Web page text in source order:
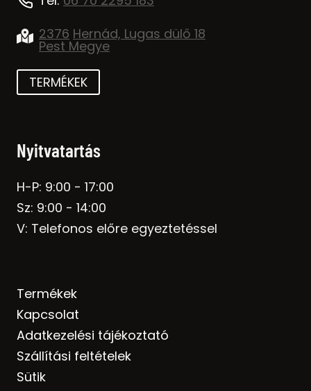
2376 Hernád, Lugas dülő 18
Pest Megye
TERMÉKEK
Nyitvatartás
H-P: 9:00 - 17:00
Sz: 9:00 - 14:00
V: Telefonos előre egyeztetéssel
Termékek
Kapcsolat
Adatkezelési tájékoztató
Szállítási feltételek
Sütik